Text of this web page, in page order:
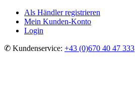
Als Händler registrieren
Mein Kunden-Konto
Login
✆ Kundenservice: +43 (0)670 40 47 333